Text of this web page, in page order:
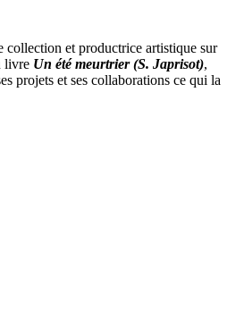
et productrice artistique sur
livre Un été meurtrier (S. Japrisot),
projets et ses collaborations ce qui la